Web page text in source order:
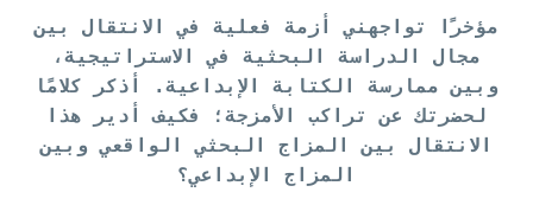
مؤخرًا تواجهني أزمة فعلية في الانتقال بين
مجال الدراسة البحثية في الاستراتيجية،
وبين ممارسة الكتابة الإبداعية. أذكر كلامًا
لحضرتك عن تراكب الأمزجة؛ فكيف أدير هذا
الانتقال بين المزاج البحثي الواقعي وبين
المزاج الإبداعي؟